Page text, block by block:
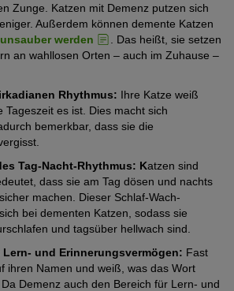
Zunge. Katzen mit Demenz putzen sich
Außerdem können demente Katzen
unsauber werden
. Das heißt, sie setzen
an wahllosen Orten – auch im Zuhause –
Rhythmus: Ihre Katze weiß
Tageszeit es ist. Dies macht sich
bemerkbar, dass sie die
Tag-Nacht-Rhythmus: Katzen sind
dass sie am Tag dösen und nachts
machen. Dieser Schlaf-Wach-
bei dementen Katzen, sodass sie
und tagsüber hellwach sind.
und Erinnerungsvermögen: Fast
ihren Namen und weiß, was das Wort
Da Demenz auch den Bereich für Lern- und